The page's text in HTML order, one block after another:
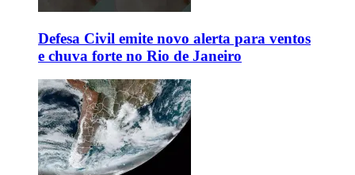
Defesa Civil emite novo alerta para ventos
e chuva forte no Rio de Janeiro